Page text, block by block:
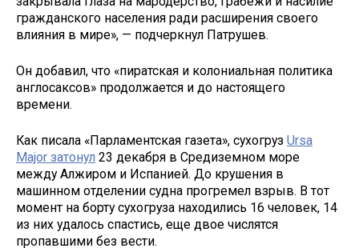
гражданского населения ради расширения своего
влияния в мире», — подчеркнул Патрушев.
Он добавил, что «пиратская и колониальная политика
англосаксов» продолжается и до настоящего
времени.
Как писала «Парламентская газета», сухогруз Ursa
Major затонул 23 декабря в Средиземном море
между Алжиром и Испанией. До крушения в
машинном отделении судна прогремел взрыв. В тот
момент на борту сухогруза находились 16 человек, 14
из них удалось спастись, еще двое числятся
пропавшими без вести.